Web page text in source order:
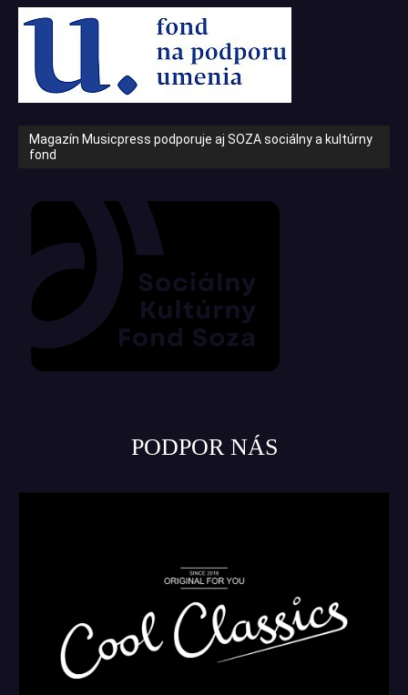
Magazín Musicpress podporuje aj SOZA sociálny a kultúrny
fond
PODPOR NÁS